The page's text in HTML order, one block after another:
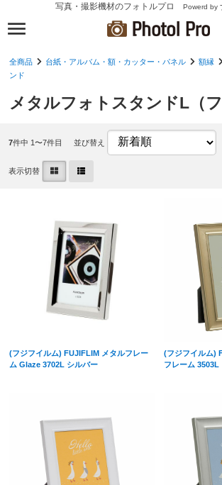
写真・撮影機材のフォトルプロ Powerd by
全商品 台紙・アルバム・額・カッター・パネル 額縁
ンド
メタルフォトスタンドL（フ
7件中 1〜7件目 並び替え
表示切替
(フジフイルム) FUJIFLIM メタルフレー
ム Glaze 3702L シルバー
(フジフイルム)
フレーム 3503L